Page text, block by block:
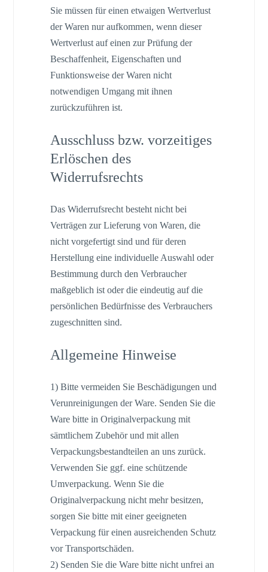
Sie müssen für einen etwaigen Wertverlust
der Waren nur aufkommen, wenn dieser
Wertverlust auf einen zur Prüfung der
Beschaffenheit, Eigenschaften und
Funktionsweise der Waren nicht
notwendigen Umgang mit ihnen
zurückzuführen ist.
Ausschluss bzw. vorzeitiges
Erlöschen des
Widerrufsrechts
Das Widerrufsrecht besteht nicht bei
Verträgen zur Lieferung von Waren, die
nicht vorgefertigt sind und für deren
Herstellung eine individuelle Auswahl oder
Bestimmung durch den Verbraucher
maßgeblich ist oder die eindeutig auf die
persönlichen Bedürfnisse des Verbrauchers
zugeschnitten sind.
Allgemeine Hinweise
1) Bitte vermeiden Sie Beschädigungen und
Verunreinigungen der Ware. Senden Sie die
Ware bitte in Originalverpackung mit
sämtlichem Zubehör und mit allen
Verpackungsbestandteilen an uns zurück.
Verwenden Sie ggf. eine schützende
Umverpackung. Wenn Sie die
Originalverpackung nicht mehr besitzen,
sorgen Sie bitte mit einer geeigneten
Verpackung für einen ausreichenden Schutz
vor Transportschäden.
2) Senden Sie die Ware bitte nicht unfrei an